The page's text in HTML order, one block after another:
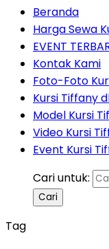
Beranda
Harga Sewa
EVENT
Kontak Kami
Foto-Foto
Kursi Tiffany
Model Kursi
Video Kursi
Event Kursi
Cari untuk:
Tag